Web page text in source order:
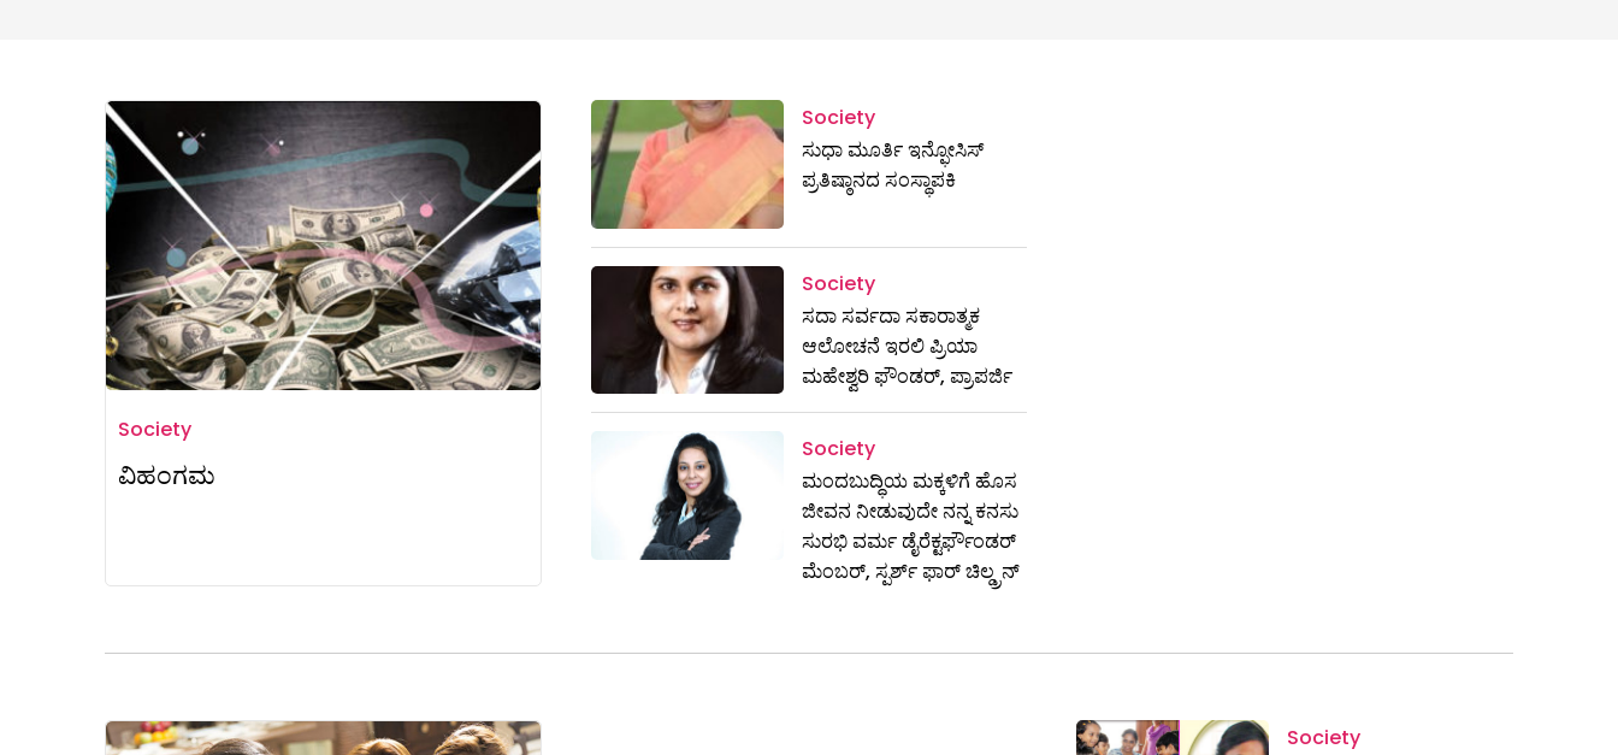
Society
ವಿಹಂಗಮ
Society
ಸುಧಾ ಮೂರ್ತಿ ಇನ್ಫೋಸಿಸ್
ಪ್ರತಿಷ್ಠಾನದ ಸಂಸ್ಥಾಪಕಿ
Society
ಸದಾ ಸರ್ವದಾ ಸಕಾರಾತ್ಮಕ
ಆಲೋಚನೆ ಇರಲಿ ಪ್ರಿಯಾ
ಮಹೇಶ್ವರಿ ಫೌಂಡರ್, ಪ್ರಾಪರ್ಜಿ
Society
ಮಂದಬುದ್ಧಿಯ ಮಕ್ಕಳಿಗೆ ಹೊಸ
ಜೀವನ ನೀಡುವುದೇ ನನ್ನ ಕನಸು
ಸುರಭಿ ವರ್ಮ ಡೈರೆಕ್ಟರ್ಫೌಂಡರ್
ಮೆಂಬರ್, ಸ್ಪರ್ಶ್ ಫಾರ್ ಚಿಲ್ಡ್ರನ್
Society